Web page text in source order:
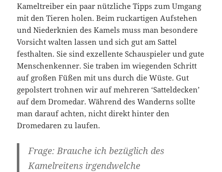
Kameltreiber ein paar nützliche Tipps zum Umgang
mit den Tieren holen. Beim ruckartigen Aufstehen
und Niederknien des Kamels muss man besondere
Vorsicht walten lassen und sich gut am Sattel
festhalten. Sie sind exzellente Schauspieler und gute
Menschenkenner. Sie traben im wiegenden Schritt
auf großen Füßen mit uns durch die Wüste. Gut
gepolstert trohnen wir auf mehreren ‘Satteldecken’
auf dem Dromedar. Während des Wanderns sollte
man darauf achten, nicht direkt hinter den
Dromedaren zu laufen.
Frage: Brauche ich bezüglich des
Kamelreitens irgendwelche